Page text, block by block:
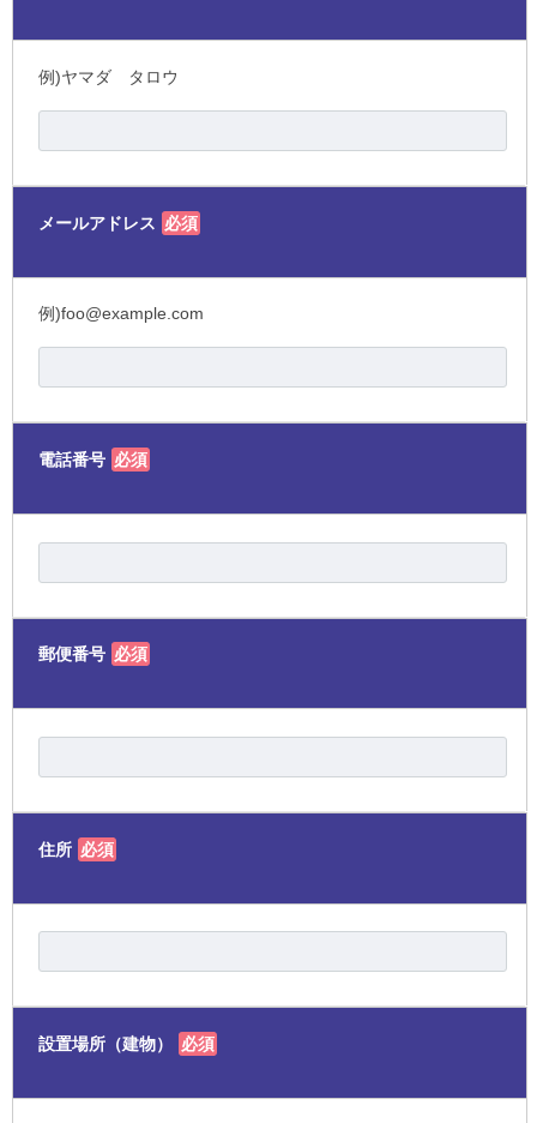
例)ヤマダ タロウ
メールアドレス 必須
例)foo@example.com
電話番号 必須
郵便番号 必須
住所 必須
設置場所（建物） 必須